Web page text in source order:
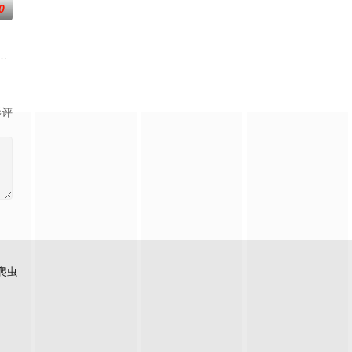
如同让火烧得更猛的油，她们的关系
仅是爱情生活的起点。未来还有许多障碍等待着两人共同跨越。Runch和
虫